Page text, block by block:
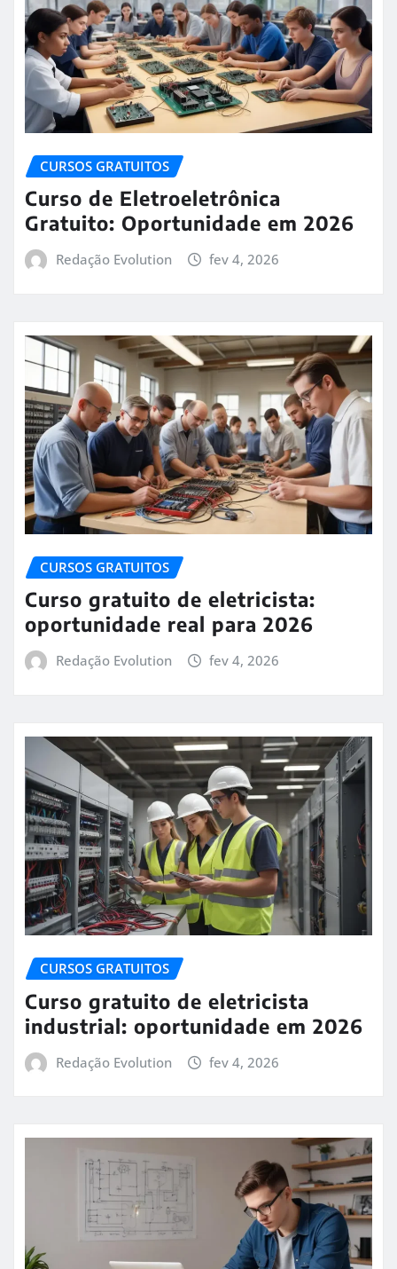
CURSOS GRATUITOS
Curso de Eletroeletrônica
Gratuito: Oportunidade em 2026
Redação Evolution fev 4, 2026
CURSOS GRATUITOS
Curso gratuito de eletricista:
oportunidade real para 2026
Redação Evolution fev 4, 2026
CURSOS GRATUITOS
Curso gratuito de eletricista
industrial: oportunidade em 2026
Redação Evolution fev 4, 2026